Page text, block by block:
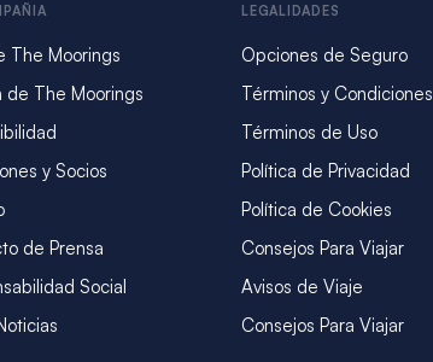
The Moorings
de The Moorings
y Socios
de Prensa
Social
LEGALIDADES
Opciones de Seguro
Términos y Condiciones
Términos de Uso
Política de Privacidad
Política de Cookies
Consejos Para Viajar
Avisos de Viaje
Consejos Para Viajar